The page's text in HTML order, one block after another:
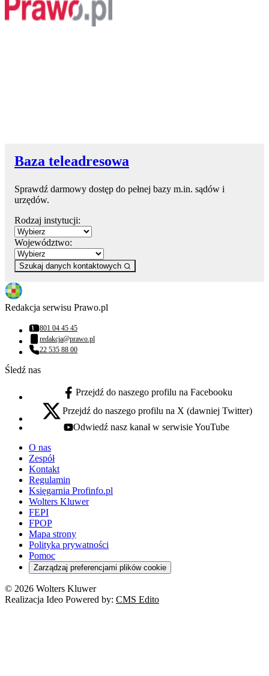
Baza teleadresowa
Sprawdź darmowy dostęp do pełnej bazy m.in. sądów i
urzędów.
Rodzaj instytucji:
Województwo:
Szukaj danych kontaktowych
Redakcja serwisu Prawo.pl
Numer telefonu:
801 04 45 45
Adres email:
redakcja@prawo.pl
Numer telefonu:
22 535 88 00
Śledź nas
facebook - otwiera się w nowej karcie
Przejdź do naszego profilu na Facebooku
x - otwiera się w nowej karcie
Przejdź do naszego profilu na X (dawniej Twitter)
youtube - otwiera się w nowej karcie
Odwiedź nasz kanał w serwisie YouTube
O nas
Zespół
Kontakt
Regulamin
Księgarnia Profinfo.pl
Wolters Kluwer
FEPI
FPOP
Mapa strony
Polityka prywatności
Pomoc
Zarządzaj preferencjami plików cookie
© 2026 Wolters Kluwer
Realizacja Ideo Powered by: CMS Edito